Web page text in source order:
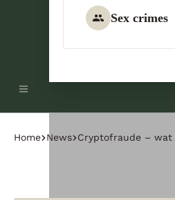
Sex crimes
Home News Cryptofraude –